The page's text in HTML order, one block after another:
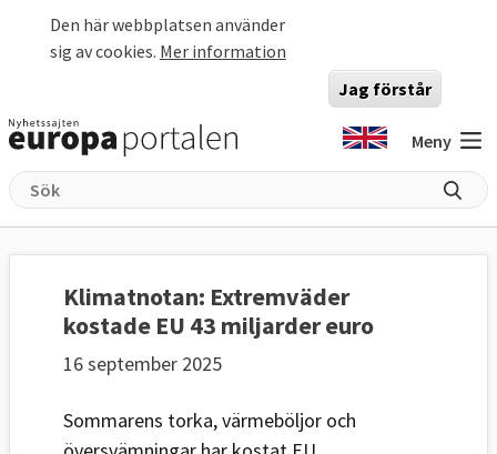
Den här webbplatsen använder
sig av cookies. Mer information
Jag förstår
Meny
Klimatnotan: Extremväder
kostade EU 43 miljarder euro
16 september 2025
Sommarens torka, värmeböljor och